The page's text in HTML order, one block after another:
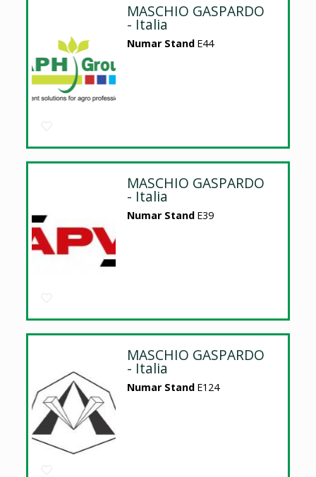
MASCHIO GASPARDO
- Italia
Numar Stand E44
MASCHIO GASPARDO
- Italia
Numar Stand E39
MASCHIO GASPARDO
- Italia
Numar Stand E124